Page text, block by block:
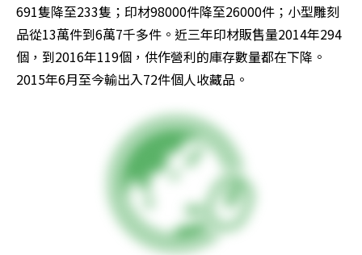
691隻降至233隻；印材98000件降至26000件；小型雕刻
品從13萬件到6萬7千多件。近三年印材販售量2014年294
個，到2016年119個，供作營利的庫存數量都在下降。
2015年6月至今輸出入72件個人收藏品。